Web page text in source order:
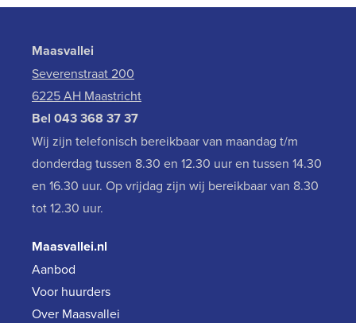
Maasvallei
Severenstraat 200
6225 AH Maastricht
Bel 043 368 37 37
Wij zijn telefonisch bereikbaar van maandag t/m
donderdag tussen 8.30 en 12.30 uur en tussen 14.30
en 16.30 uur. Op vrijdag zijn wij bereikbaar van 8.30
tot 12.30 uur.
Maasvallei.nl
Aanbod
Voor huurders
Over Maasvallei